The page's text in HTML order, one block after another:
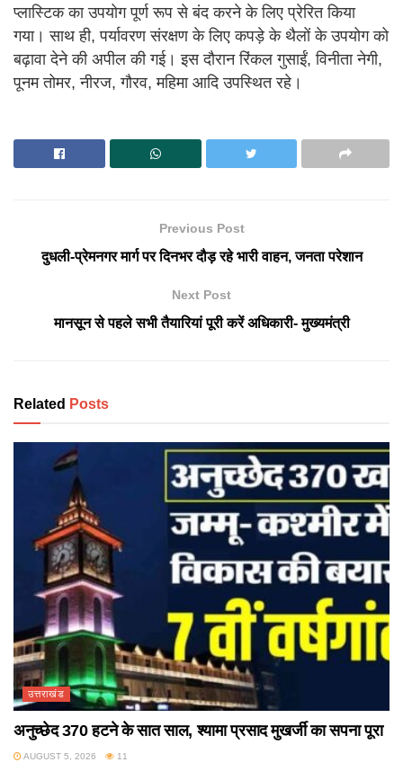
प्लास्टिक का उपयोग पूर्ण रूप से बंद करने के लिए प्रेरित किया
गया। साथ ही, पर्यावरण संरक्षण के लिए कपड़े के थैलों के उपयोग को
बढ़ावा देने की अपील की गई। इस दौरान रिंकल गुसाईं, विनीता नेगी,
पूनम तोमर, नीरज, गौरव, महिमा आदि उपस्थित रहे।
Previous Post
दुधली-प्रेमनगर मार्ग पर दिनभर दौड़ रहे भारी वाहन, जनता परेशान
Next Post
मानसून से पहले सभी तैयारियां पूरी करें अधिकारी- मुख्यमंत्री
Related Posts
उत्तराखंड
अनुच्छेद 370 हटने के सात साल, श्यामा प्रसाद मुखर्जी का सपना पूरा
AUGUST 5, 2026 11